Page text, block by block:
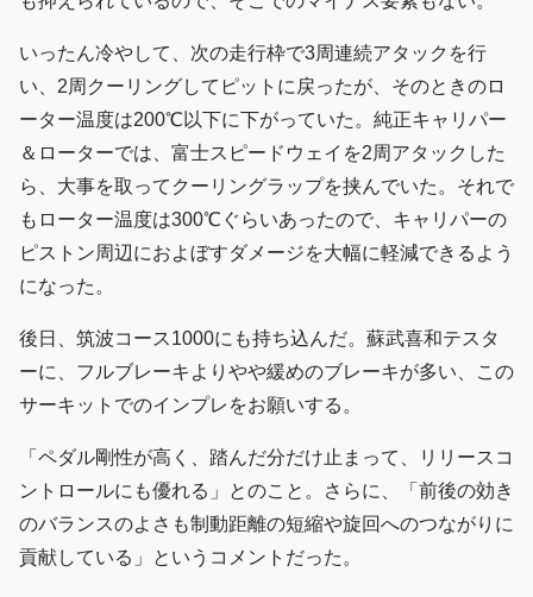
いったん冷やして、次の走行枠で3周連続アタックを行
い、2周クーリングしてピットに戻ったが、そのときのロ
ーター温度は200℃以下に下がっていた。純正キャリパー
＆ローターでは、富士スピードウェイを2周アタックした
ら、大事を取ってクーリングラップを挟んでいた。それで
もローター温度は300℃ぐらいあったので、キャリパーの
ピストン周辺におよぼすダメージを大幅に軽減できるよう
になった。
後日、筑波コース1000にも持ち込んだ。蘇武喜和テスタ
ーに、フルブレーキよりやや緩めのブレーキが多い、この
サーキットでのインプレをお願いする。
「ペダル剛性が高く、踏んだ分だけ止まって、リリースコ
ントロールにも優れる」とのこと。さらに、「前後の効き
のバランスのよさも制動距離の短縮や旋回へのつながりに
貢献している」というコメントだった。